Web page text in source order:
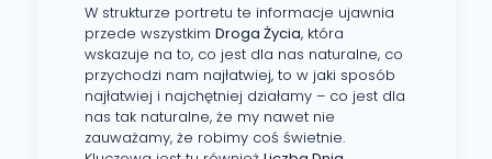
W strukturze portretu te informacje ujawnia
przede wszystkim Droga Życia, która
wskazuje na to, co jest dla nas naturalne, co
przychodzi nam najłatwiej, to w jaki sposób
najłatwiej i najchętniej działamy – co jest dla
nas tak naturalne, że my nawet nie
zauważamy, że robimy coś świetnie.